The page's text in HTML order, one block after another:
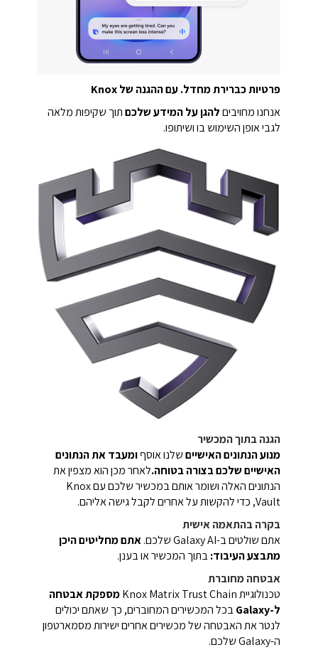
פרטיות כברירת מחדל. עם ההגנה של Knox
אנחנו מחויבים להגן על המידע שלכם תוך שקיפות מלאה
לגבי אופן השימוש בו ושיתופו.
הגנה בתוך המכשיר
מנוע הנתונים האישיים שלנו אוסףומעבד את הנתונים
האישיים שלכם בצורה בטוחה.לאחר מכן הוא מצפין את
הנתונים האלה ושומר אותם במכשיר שלכם עם Knox
Vault, כדי להקשות על אחרים לקבל גישה אליהם.
בקרה בהתאמה אישית
אתם שולטים ב-Galaxy AI שלכם.
אתם מחליטים היכן
מתבצע העיבוד:בתוך המכשיר או בענן.
אבטחה מחוברת
טכנולוגיית Knox Matrix Trust Chain
מספקת אבטחה
ל-Galaxy
בכל המכשירים המחוברים, כך שאתם יכולים
לנטר את האבטחה של מכשירים אחרים ישירות מסמארטפון
ה-Galaxy שלכם.